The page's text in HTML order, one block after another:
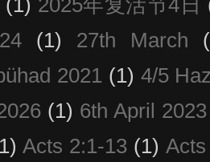
(1) 2025年复活节4日
(1) 27th March
2021 (1) 4/5
(1) 6th April 2023
Acts 2:1-13 (1)